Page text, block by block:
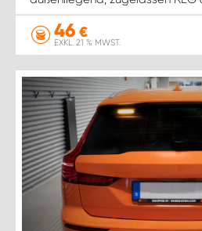
46 €
EXKL. 21 % MWST.